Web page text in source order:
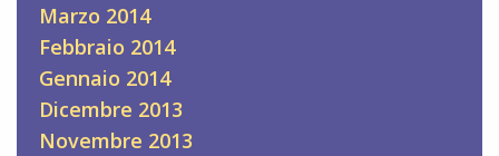
Marzo 2014
Febbraio 2014
Gennaio 2014
Dicembre 2013
Novembre 2013